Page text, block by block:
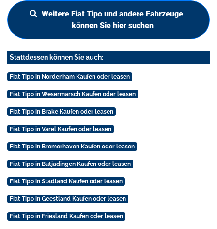
Weitere Fiat Tipo und andere Fahrzeuge
können Sie hier suchen
Stattdessen können Sie auch:
Fiat Tipo in Nordenham Kaufen oder leasen
Fiat Tipo in Wesermarsch Kaufen oder leasen
Fiat Tipo in Brake Kaufen oder leasen
Fiat Tipo in Varel Kaufen oder leasen
Fiat Tipo in Bremerhaven Kaufen oder leasen
Fiat Tipo in Butjadingen Kaufen oder leasen
Fiat Tipo in Stadland Kaufen oder leasen
Fiat Tipo in Geestland Kaufen oder leasen
Fiat Tipo in Friesland Kaufen oder leasen